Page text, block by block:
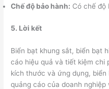
Chế độ bảo hành: Có chế độ
5. Lời kết
Biển bạt khung sắt, biển bạt
cáo hiệu quả và tiết kiệm chi
kích thước và ứng dụng,
quảng cáo của doanh